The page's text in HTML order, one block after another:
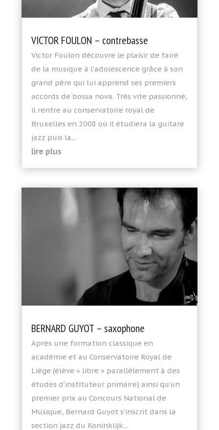
VICTOR FOULON – contrebasse
Victor Foulon découvre le plaisir de faire
de la musique à l'adolescence grâce à son
grand père qui lui apprend ses premiers
accords de bossa nova. Très vite passionné,
il rentre au conservatoire royal de
Bruxelles en 2008 où il étudiera la guitare
jazz puis la...
lire plus
BERNARD GUYOT – saxophone
Après une formation classique en
académie et au Conservatoire Royal de
Liège (élève « libre » parallèlement à des
études d’instituteur primaire) ainsi qu’un
premier prix au Concours National de
Musique, Bernard Guyot s’inscrit dans la
section jazz du Koninklijk...